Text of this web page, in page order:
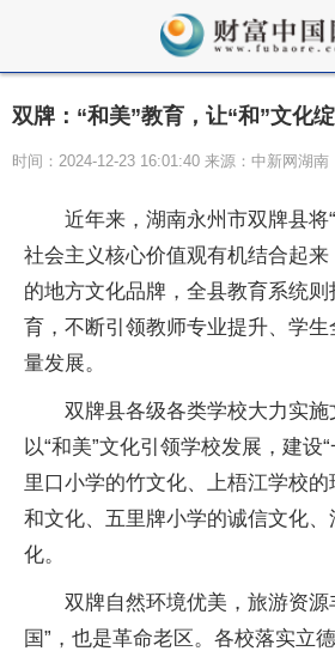
双牌：“和美”教育，让“和”文化
时间：2024-12-23 16:01:40 来源：中新网湖南
近年来，湖南永州市双牌县将
社会主义核心价值观有机结合起
的地方文化品牌，全县教育系统则
育，不断引领教师专业提升、学
量发展。
双牌县各级各类学校大力实施
以“和美”文化引领学校发展，建设
里口小学的竹文化、上梧江学校
和文化、五里牌小学的诚信文化
化。
双牌自然环境优美，旅游资源
国”，也是革命老区。各校落实立